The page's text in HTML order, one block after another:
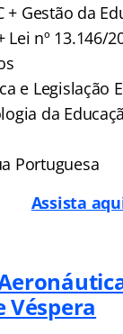
+ Gestão da
nº 13.146/
e Legislação
da
Portuguesa
Assista
Véspera